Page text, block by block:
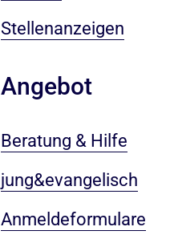
Stellenanzeigen
Angebot
Beratung & Hilfe
jung&evangelisch
Anmeldeformulare